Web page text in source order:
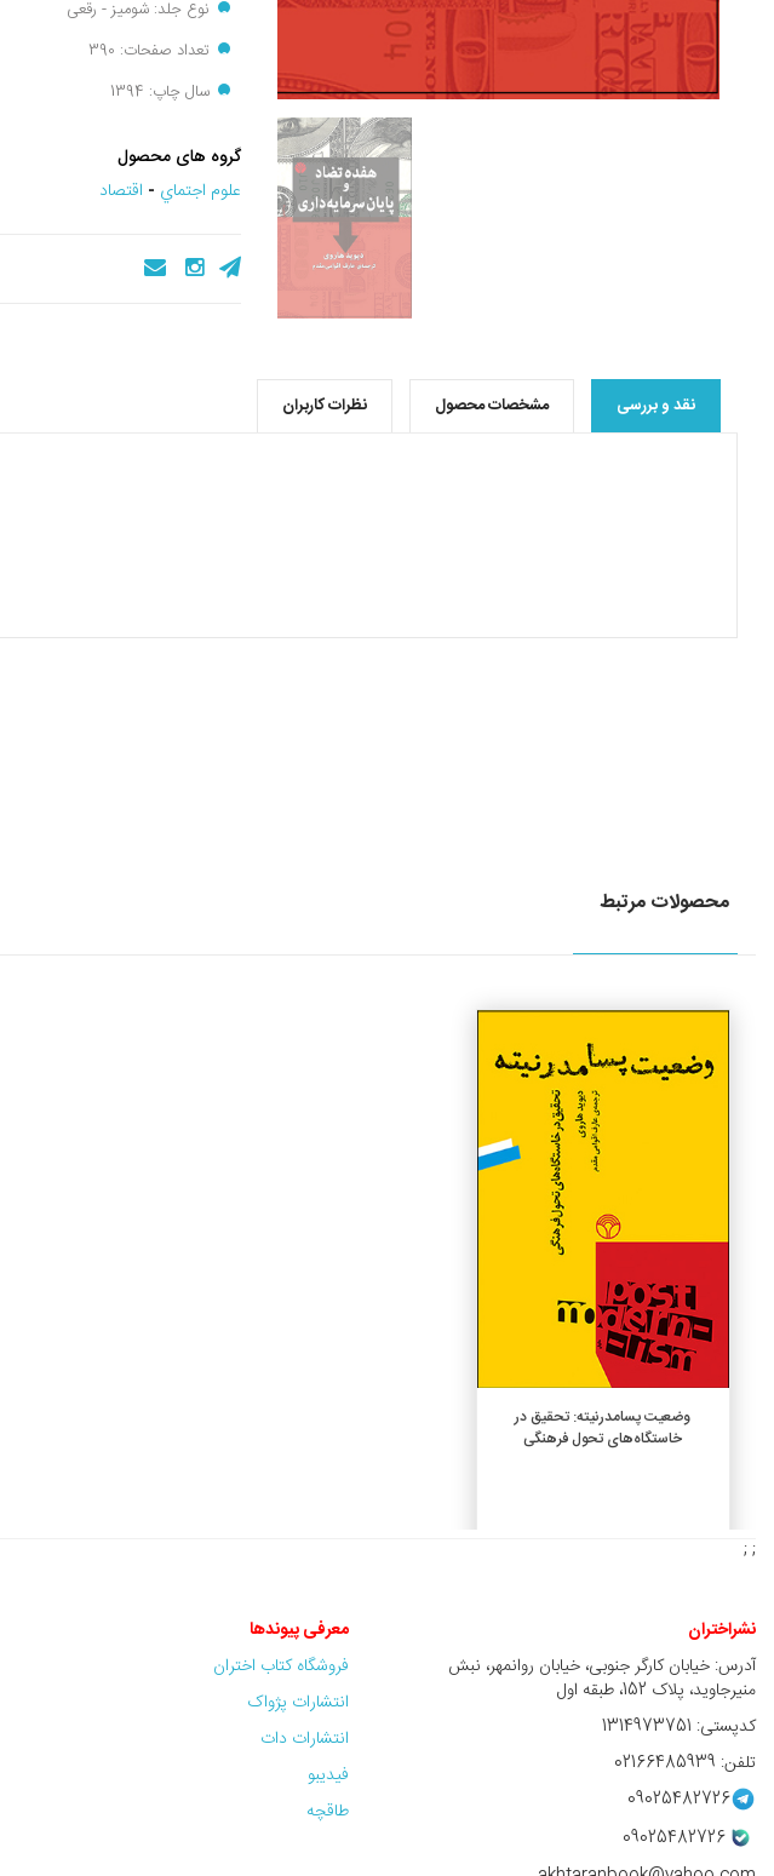
نوع جلد: شومیز - رقعی
تعداد صفحات: 390
سال چاپ: 1394
گروه های محصول
علوم اجتماي - اقتصاد
نقد و بررسی مشخصات محصول نظرات کاربران
محصولات مرتبط
افزودن به سبد خرید
وضعیت پسامدرنیته: تحقیق در
خاستگاه‌های تحول فرهنگی
; ;
نشراختران
آدرس: خیابان کارگر جنوبی، خیابان روانمهر، نبش
منیرجاوید، پلاک 152، طبقه اول
کدپستی: 1314973751
تلفن: 02166485939
09025482726
09025482726
معرفی پیوندها
فروشگاه کتاب اختران
انتشارات پژواک
انتشارات دات
فیدیبو
طاقچه